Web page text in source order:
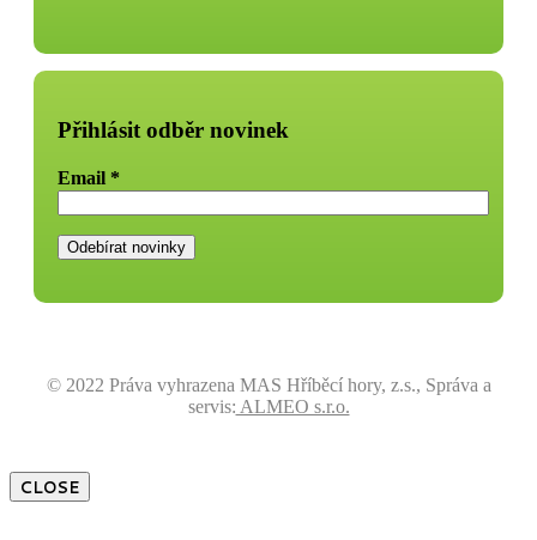
Přihlásit odběr novinek
Email *
© 2022 Práva vyhrazena MAS Hříběcí hory, z.s., Správa a
servis: ALMEO s.r.o.
CLOSE